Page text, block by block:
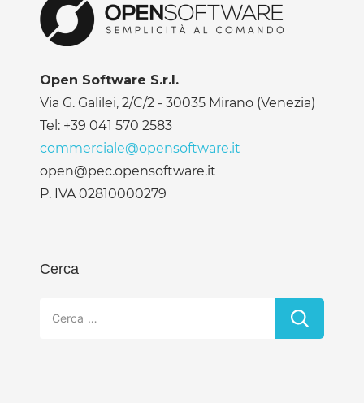
Open Software S.r.l.
Via G. Galilei, 2/C/2 - 30035 Mirano (Venezia)
Tel: +39 041 570 2583
commerciale@opensoftware.it
open@pec.opensoftware.it
P. IVA 02810000279
Cerca